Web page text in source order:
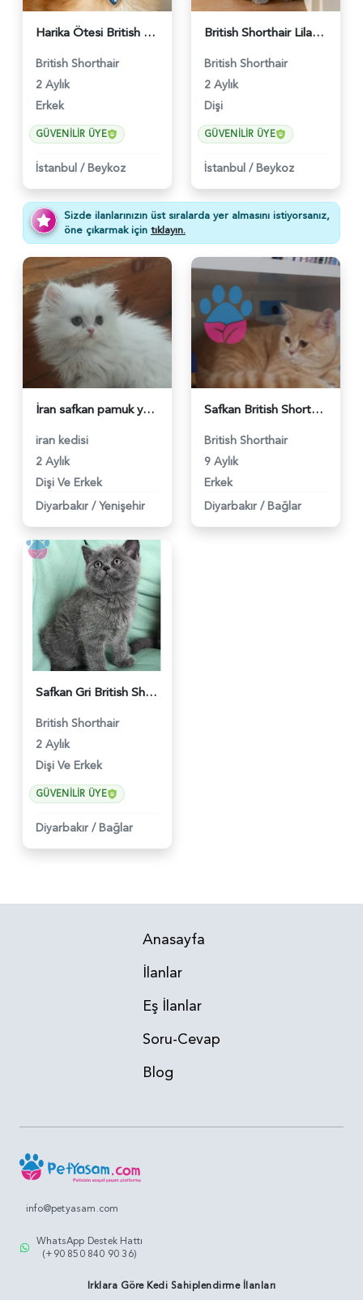
Harika Ötesi British Longhair Golden Parlayan Yıldız - 6141
British Shorthair
2 Aylık
Erkek
GÜVENILIR ÜYE
İstanbul / Beykoz
British Shorthair Lilac Dişi Tatlı Kızımız - 5236
British Shorthair
2 Aylık
Dişi
GÜVENILIR ÜYE
İstanbul / Beykoz
Sizde ilanlarınızın üst sıralarda yer almasını istiyorsanız,
öne çıkarmak için tıklayın.
İran safkan pamuk yavrularim - 5232
iran kedisi
2 Aylık
Dişi Ve Erkek
Diyarbakır / Yenişehir
Safkan British Shorthair 9 Aylık - 1893
British Shorthair
9 Aylık
Erkek
Diyarbakır / Bağlar
Safkan Gri British Shorthair Yavrularımız - 511
British Shorthair
2 Aylık
Dişi Ve Erkek
GÜVENILIR ÜYE
Diyarbakır / Bağlar
Anasayfa
İlanlar
Eş İlanlar
Soru-Cevap
Blog
info@petyasam.com
WhatsApp Destek Hattı
(+90 850 840 90 36)
Irklara Göre Kedi Sahiplendirme İlanları